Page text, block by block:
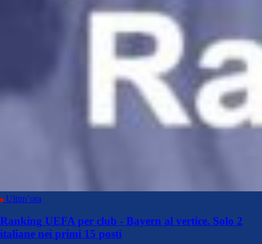
Ultim’ora
Ranking UEFA per club - Bayern al vertice. Solo 2
italiane nei primi 15 posti